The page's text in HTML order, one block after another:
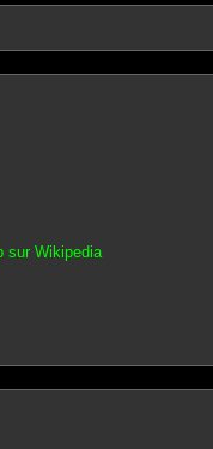
sur Wikipedia